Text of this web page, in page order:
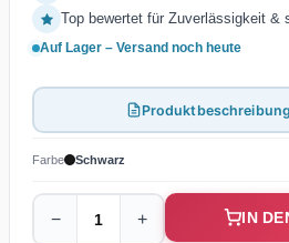
Top bewertet für Zuverlässigkeit &
Auf Lager – Versand noch heute
Farbe Schwarz
− + IN